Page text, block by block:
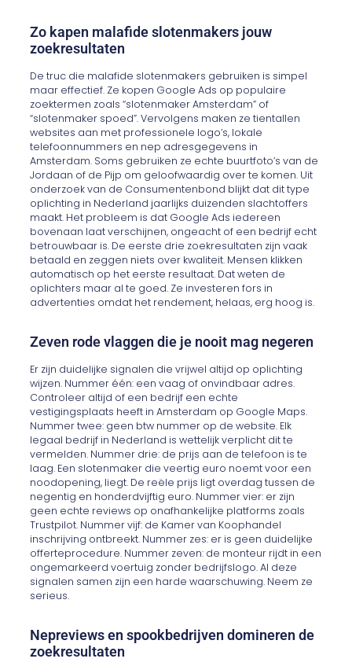
Zo kapen malafide slotenmakers jouw
zoekresultaten
De truc die malafide slotenmakers gebruiken is simpel
maar effectief. Ze kopen Google Ads op populaire
zoektermen zoals “slotenmaker Amsterdam” of
“slotenmaker spoed”. Vervolgens maken ze tientallen
websites aan met professionele logo’s, lokale
telefoonnummers en nep adresgegevens in
Amsterdam. Soms gebruiken ze echte buurtfoto’s van de
Jordaan of de Pijp om geloofwaardig over te komen. Uit
onderzoek van de Consumentenbond blijkt dat dit type
oplichting in Nederland jaarlijks duizenden slachtoffers
maakt. Het probleem is dat Google Ads iedereen
bovenaan laat verschijnen, ongeacht of een bedrijf echt
betrouwbaar is. De eerste drie zoekresultaten zijn vaak
betaald en zeggen niets over kwaliteit. Mensen klikken
automatisch op het eerste resultaat. Dat weten de
oplichters maar al te goed. Ze investeren fors in
advertenties omdat het rendement, helaas, erg hoog is.
Zeven rode vlaggen die je nooit mag negeren
Er zijn duidelijke signalen die vrijwel altijd op oplichting
wijzen. Nummer één: een vaag of onvindbaar adres.
Controleer altijd of een bedrijf een echte
vestigingsplaats heeft in Amsterdam op Google Maps.
Nummer twee: geen btw nummer op de website. Elk
legaal bedrijf in Nederland is wettelijk verplicht dit te
vermelden. Nummer drie: de prijs aan de telefoon is te
laag. Een slotenmaker die veertig euro noemt voor een
noodopening, liegt. De reële prijs ligt overdag tussen de
negentig en honderdvijftig euro. Nummer vier: er zijn
geen echte reviews op onafhankelijke platforms zoals
Trustpilot. Nummer vijf: de Kamer van Koophandel
inschrijving ontbreekt. Nummer zes: er is geen duidelijke
offerteprocedure. Nummer zeven: de monteur rijdt in een
ongemarkeerd voertuig zonder bedrijfslogo. Al deze
signalen samen zijn een harde waarschuwing. Neem ze
serieus.
Nepreviews en spookbedrijven domineren de
zoekresultaten